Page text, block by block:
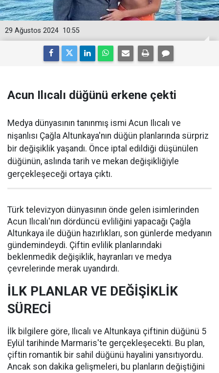
10:55
29 Ağustos 2024
Acun Ilıcalı düğünü erkene çekti
Medya dünyasının tanınmış ismi Acun Ilıcalı ve
nişanlısı Çağla Altunkaya'nın düğün planlarında sürpriz
bir değişiklik yaşandı. Önce iptal edildiği düşünülen
düğünün, aslında tarih ve mekan değişikliğiyle
gerçekleşeceği ortaya çıktı.
Türk televizyon dünyasının önde gelen isimlerinden
Acun Ilıcalı'nın dördüncü evliliğini yapacağı Çağla
Altunkaya ile düğün hazırlıkları, son günlerde medyanın
gündemindeydi. Çiftin evlilik planlarındaki
beklenmedik değişiklik, hayranları ve medya
çevrelerinde merak uyandırdı.
İLK PLANLAR VE DEĞİŞİKLİK
SÜRECİ
İlk bilgilere göre, Ilıcalı ve Altunkaya çiftinin düğünü 5
Eylül tarihinde Marmaris'te gerçekleşecekti. Bu plan,
çiftin romantik bir sahil düğünü hayalini yansıtıyordu.
Ancak son dakika gelişmeleri, bu planların değiştiğini